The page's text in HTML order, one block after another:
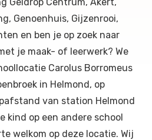
Genoenhuis, Gijzenrooi,
en ben je op zoek naar
je maak- of leerwerk? We
Carolus Borromeus
in Helmond, op
van station Helmond
kind op een andere school
welkom op deze locatie. Wij